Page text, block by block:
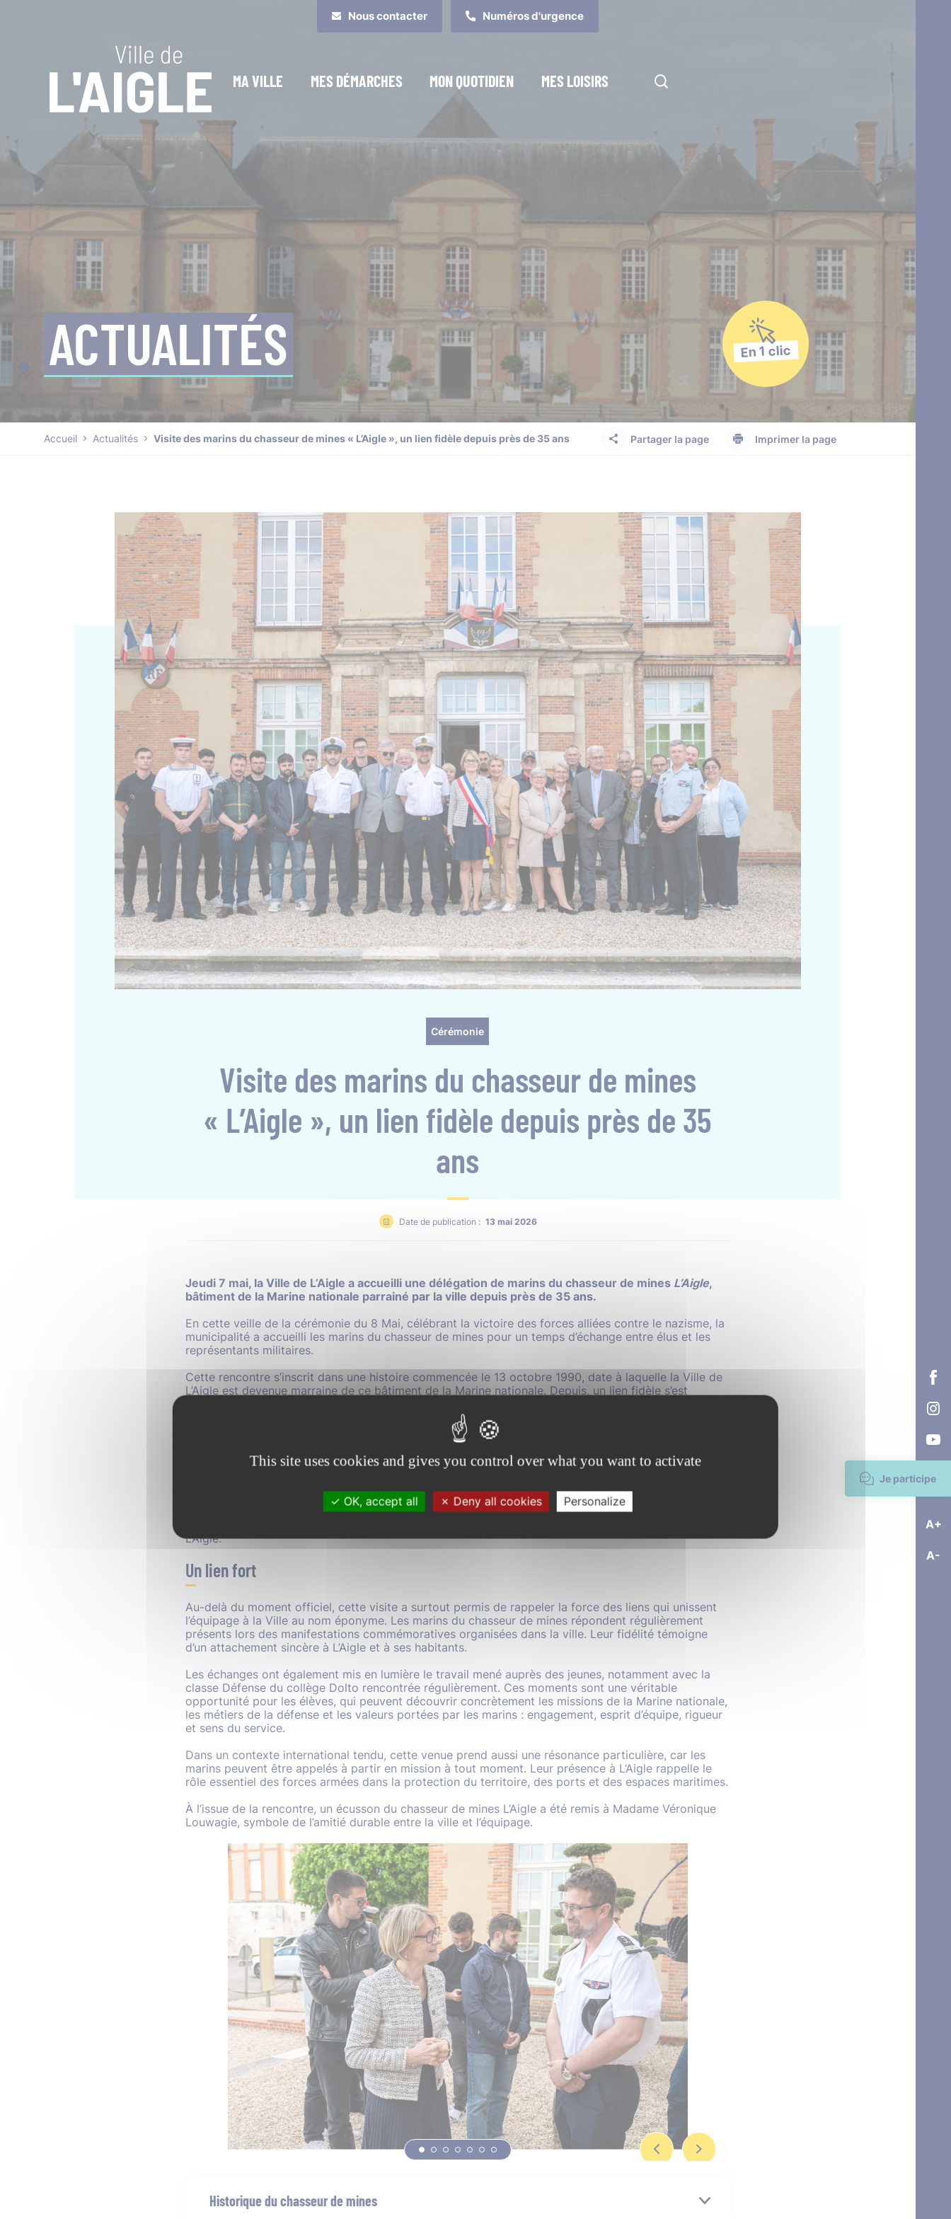
Je participe
A+
A-
Nous contacter Numéros d'urgence
MA VILLE MES DÉMARCHES MON QUOTIDIEN MES LOISIRS
ACTUALITÉS En 1 clic
Accueil Actualités Visite des marins du chasseur de mines « L’Aigle », un lien fidèle depuis près de 35 ans Partager la page Imprimer la page
Cérémonie
Visite des marins du chasseur de mines
« L’Aigle », un lien fidèle depuis près de 35
ans
Date de publication : 13 mai 2026
Jeudi 7 mai, la Ville de L’Aigle a accueilli une délégation de marins du chasseur de mines L’Aigle,
bâtiment de la Marine nationale parrainé par la ville depuis près de 35 ans.
En cette veille de la cérémonie du 8 Mai, célébrant la victoire des forces alliées contre le nazisme, la
municipalité a accueilli les marins du chasseur de mines pour un temps d’échange entre élus et les
représentants militaires.
Cette rencontre s’inscrit dans une histoire commencée le 13 octobre 1990, date à laquelle la Ville de
L’Aigle est devenue marraine de ce bâtiment de la Marine nationale. Depuis, un lien fidèle s’est
des ports. Au fil des années, cette relation s’est nourrie de visites, de cérémonies commémoratives,
d’actions auprès des jeunes et de rencontres régulières entre les marins et les Aiglons.
Aux côtés de Madame Véronique Louwagie, maire de L’Aigle, la délégation composait de 10 marins
était conduite par Monsieur le lieutenant de vaisseau Corentin Derlon , représentant le commandant
présence de Monsieur le lieutenant-colonel Emmanuel Desachy, délégué militaire départemental pour
l’Orne, de Monsieur Philippe Van-Hoorne, conseiller départemental de l’Orne, de Jean-Marie Goussin,
L’Aigle.
Un lien fort
Au-delà du moment officiel, cette visite a surtout permis de rappeler la force des liens qui unissent
l’équipage à la Ville au nom éponyme. Les marins du chasseur de mines répondent régulièrement
présents lors des manifestations commémoratives organisées dans la ville. Leur fidélité témoigne
d’un attachement sincère à L’Aigle et à ses habitants.
Les échanges ont également mis en lumière le travail mené auprès des jeunes, notamment avec la
classe Défense du collège Dolto rencontrée régulièrement. Ces moments sont une véritable
opportunité pour les élèves, qui peuvent découvrir concrètement les missions de la Marine nationale,
les métiers de la défense et les valeurs portées par les marins : engagement, esprit d’équipe, rigueur
et sens du service.
Dans un contexte international tendu, cette venue prend aussi une résonance particulière, car les
marins peuvent être appelés à partir en mission à tout moment. Leur présence à L’Aigle rappelle le
rôle essentiel des forces armées dans la protection du territoire, des ports et des espaces maritimes.
À l’issue de la rencontre, un écusson du chasseur de mines L’Aigle a été remis à Madame Véronique
Louwagie, symbole de l’amitié durable entre la ville et l’équipage.
Historique du chasseur de mines
This site uses cookies and gives you control over what you want to activate
OK, accept all Deny all cookies Personalize